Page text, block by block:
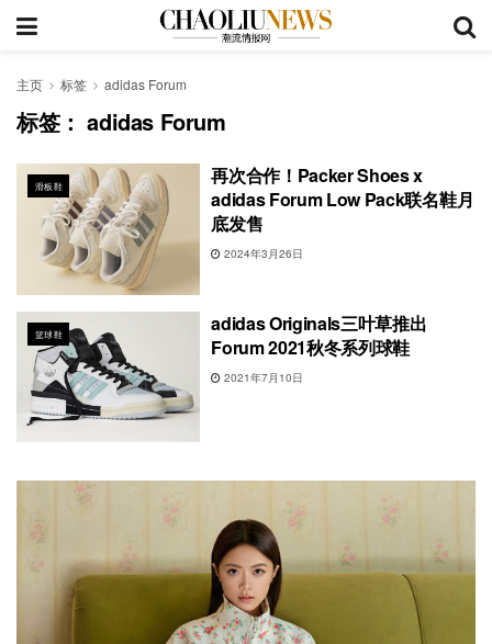
主页 标签 adidas Forum
标签：adidas Forum
滑板鞋
再次合作！Packer Shoes x
adidas Forum Low Pack联名鞋月
底发售
2024年3月26日
篮球鞋
adidas Originals三叶草推出
Forum 2021秋冬系列球鞋
2021年7月10日